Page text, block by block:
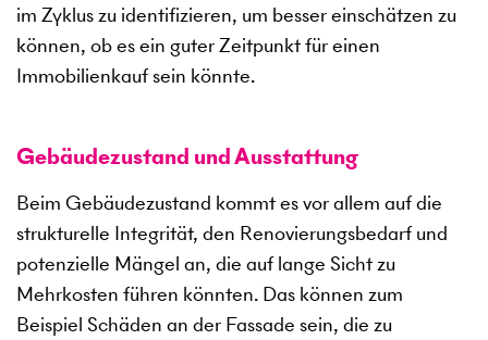
im Zyklus zu identifizieren, um besser einschätzen zu
können, ob es ein guter Zeitpunkt für einen
Immobilienkauf sein könnte.
Gebäudezustand und Ausstattung
Beim Gebäudezustand kommt es vor allem auf die
strukturelle Integrität, den Renovierungsbedarf und
potenzielle Mängel an, die auf lange Sicht zu
Mehrkosten führen könnten. Das können zum
Beispiel Schäden an der Fassade sein, die zu